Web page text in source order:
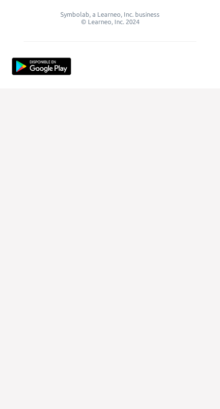
Symbolab, a Learneo, Inc. business
© Learneo, Inc. 2024